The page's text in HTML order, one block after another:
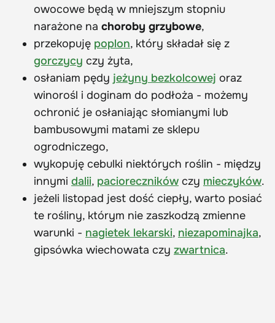
owocowe będą w mniejszym stopniu
narażone na choroby grzybowe,
przekopuję poplon, który składał się z
gorczycy czy żyta,
osłaniam pędy jeżyny bezkolcowej oraz
winorośl i doginam do podłoża - możemy
ochronić je osłaniając słomianymi lub
bambusowymi matami ze sklepu
ogrodniczego,
wykopuję cebulki niektórych roślin - między
innymi dalii, pacioreczników czy mieczyków.
jeżeli listopad jest dość ciepły, warto posiać
te rośliny, którym nie zaszkodzą zmienne
warunki - nagietek lekarski, niezapominajka,
gipsówka wiechowata czy zwartnica.